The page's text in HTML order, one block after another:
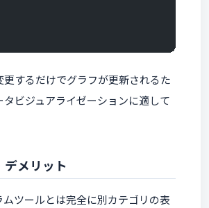
更するだけでグラフが更新されるた
タビジュアライゼーションに適して
デメリット
ツールとは完全に別カテゴリの表